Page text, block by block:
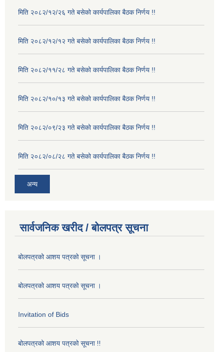
मिति २०८२/१२/२६ गते बसेको कार्यपालिका बैठक निर्णय !!
मिति २०८२/१२/१२ गते बसेको कार्यपालिका बैठक निर्णय !!
मिति २०८२/११/२८ गते बसेको कार्यपालिका बैठक निर्णय !!
मिति २०८२/१०/१३ गते बसेको कार्यपालिका बैठक निर्णय !!
मिति २०८२/०९/२३ गते बसेको कार्यपालिका बैठक निर्णय !!
मिति २०८२/०८/२८ गते बसेको कार्यपालिका बैठक निर्णय !!
अन्य
सार्वजनिक खरीद / बोलपत्र सूचना
बोलपत्रको आशय पत्रको सूचना ।
बोलपत्रको आशय पत्रको सूचना ।
Invitation of Bids
बोलपत्रको आशय पत्रको सूचना !!